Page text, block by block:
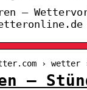
–
› wetter
–